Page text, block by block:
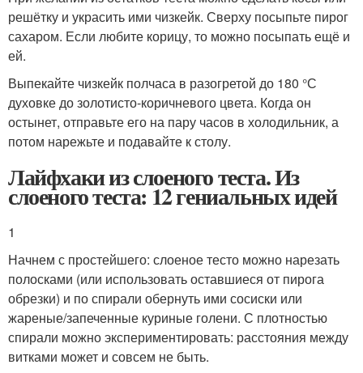
решётку и украсить ими чизкейк. Сверху посыпьте пирог
сахаром. Если любите корицу, то можно посыпать ещё и
ей.
Выпекайте чизкейк полчаса в разогретой до 180 °С
духовке до золотисто-коричневого цвета. Когда он
остынет, отправьте его на пару часов в холодильник, а
потом нарежьте и подавайте к столу.
Лайфхаки из слоеного теста. Из
слоеного теста: 12 гениальных идей
1
Начнем с простейшего: слоеное тесто можно нарезать
полосками (или использовать оставшиеся от пирога
обрезки) и по спирали обернуть ими сосиски или
жареные/запеченные куриные голени. С плотностью
спирали можно экспериментировать: расстояния между
витками может и совсем не быть.